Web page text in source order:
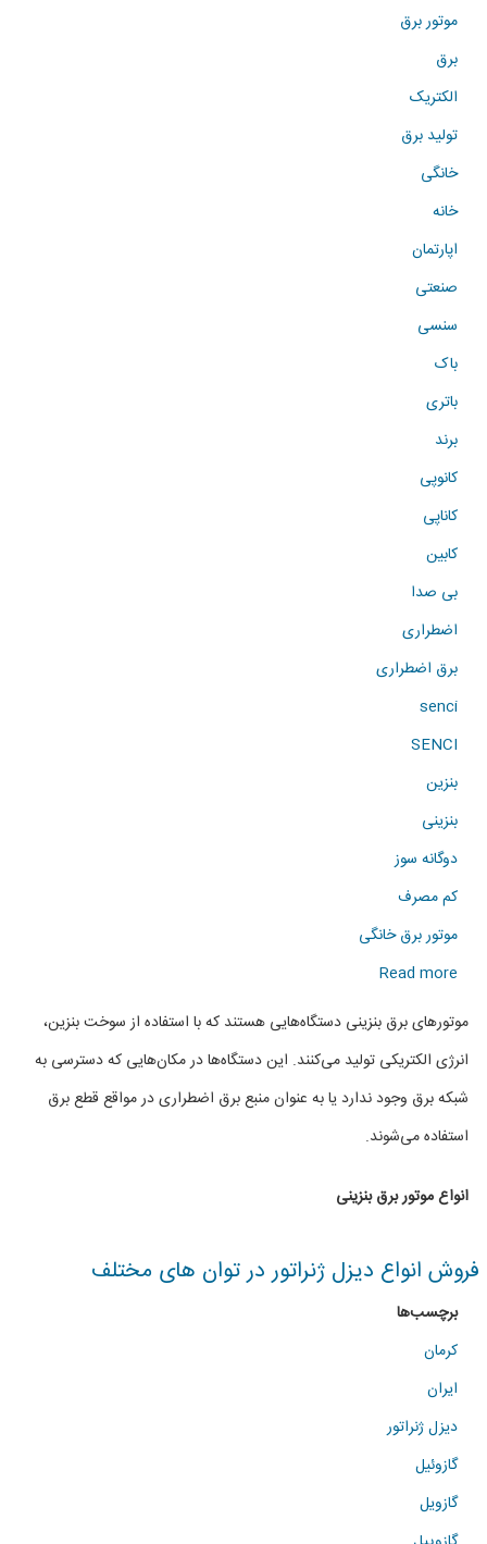
موتور برق
برق
الکتریک
تولید برق
خانگی
خانه
اپارتمان
صنعتی
سنسی
باک
باتری
برند
کانوپی
کاناپی
کابین
بی صدا
اضطراری
برق اضطراری
senci
SENCI
بنزین
بنزینی
دوگانه سوز
کم مصرف
موتور برق خانگی
Read more
about
فروش
انواع
موتور
برق
در
های
موتورهای برق بنزینی دستگاه‌هایی هستند که با استفاده از سوخت بنزین،
انرژی الکتریکی تولید می‌کنند. این دستگاه‌ها در مکان‌هایی که دسترسی به
شبکه برق وجود ندارد یا به عنوان منبع برق اضطراری در مواقع قطع برق
استفاده می‌شوند.
انواع موتور برق بنزینی
فروش انواع دیزل ژنراتور در توان های مختلف
برچسب‌ها
کرمان
ایران
دیزل ژنراتور
گازوئیل
گازویل